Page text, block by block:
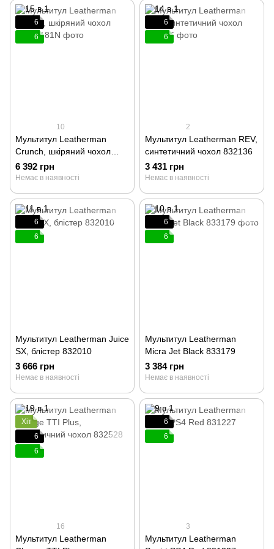
6
6
10
Мультитул Leatherman
Crunch, шкіряний чохол
68010181N
6 392 грн
Немає в наявності
6
6
2
Мультитул Leatherman REV,
синтетичний чохол 832136
3 431 грн
Немає в наявності
6
6
Мультитул Leatherman Juice
SX, блістер 832010
3 666 грн
Немає в наявності
6
6
Мультитул Leatherman
Micra Jet Black 833179
3 384 грн
Немає в наявності
Хіт
6
6
16
Мультитул Leatherman
6
6
3
Мультитул Leatherman